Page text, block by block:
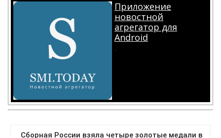
Приложение
новостной
агрегатор для
Android
.